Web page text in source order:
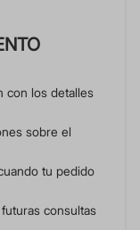
con los detalles
sobre el
tu pedido
consultas